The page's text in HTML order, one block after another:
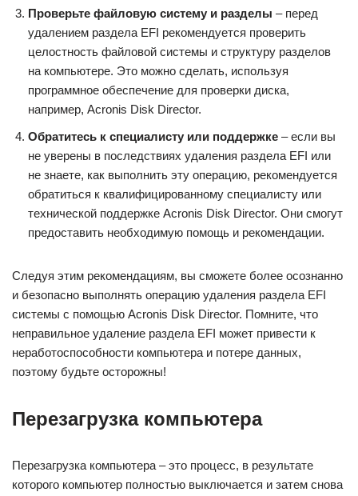
Проверьте файловую систему и разделы – перед
удалением раздела EFI рекомендуется проверить
целостность файловой системы и структуру разделов
на компьютере. Это можно сделать, используя
программное обеспечение для проверки диска,
например, Acronis Disk Director.
Обратитесь к специалисту или поддержке – если вы
не уверены в последствиях удаления раздела EFI или
не знаете, как выполнить эту операцию, рекомендуется
обратиться к квалифицированному специалисту или
технической поддержке Acronis Disk Director. Они смогут
предоставить необходимую помощь и рекомендации.
Следуя этим рекомендациям, вы сможете более осознанно
и безопасно выполнять операцию удаления раздела EFI
системы с помощью Acronis Disk Director. Помните, что
неправильное удаление раздела EFI может привести к
неработоспособности компьютера и потере данных,
поэтому будьте осторожны!
Перезагрузка компьютера
Перезагрузка компьютера – это процесс, в результате
которого компьютер полностью выключается и затем снова